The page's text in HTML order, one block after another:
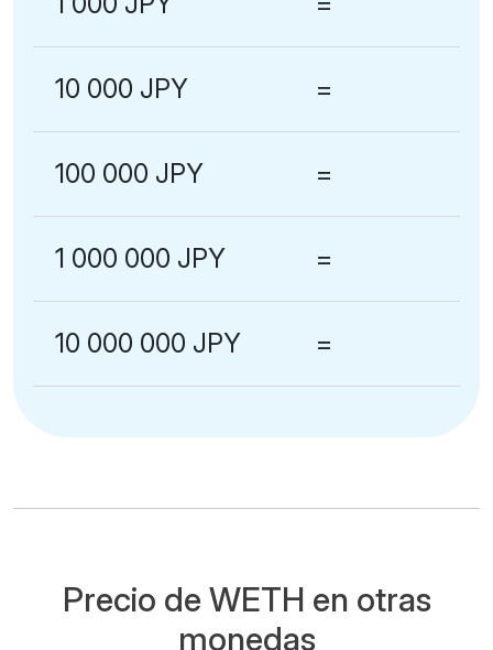
10 000 JPY =
100 000 JPY =
1 000 000 JPY =
10 000 000 JPY =
Precio de WETH en otras
monedas